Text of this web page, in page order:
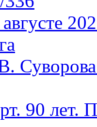
90 лет.